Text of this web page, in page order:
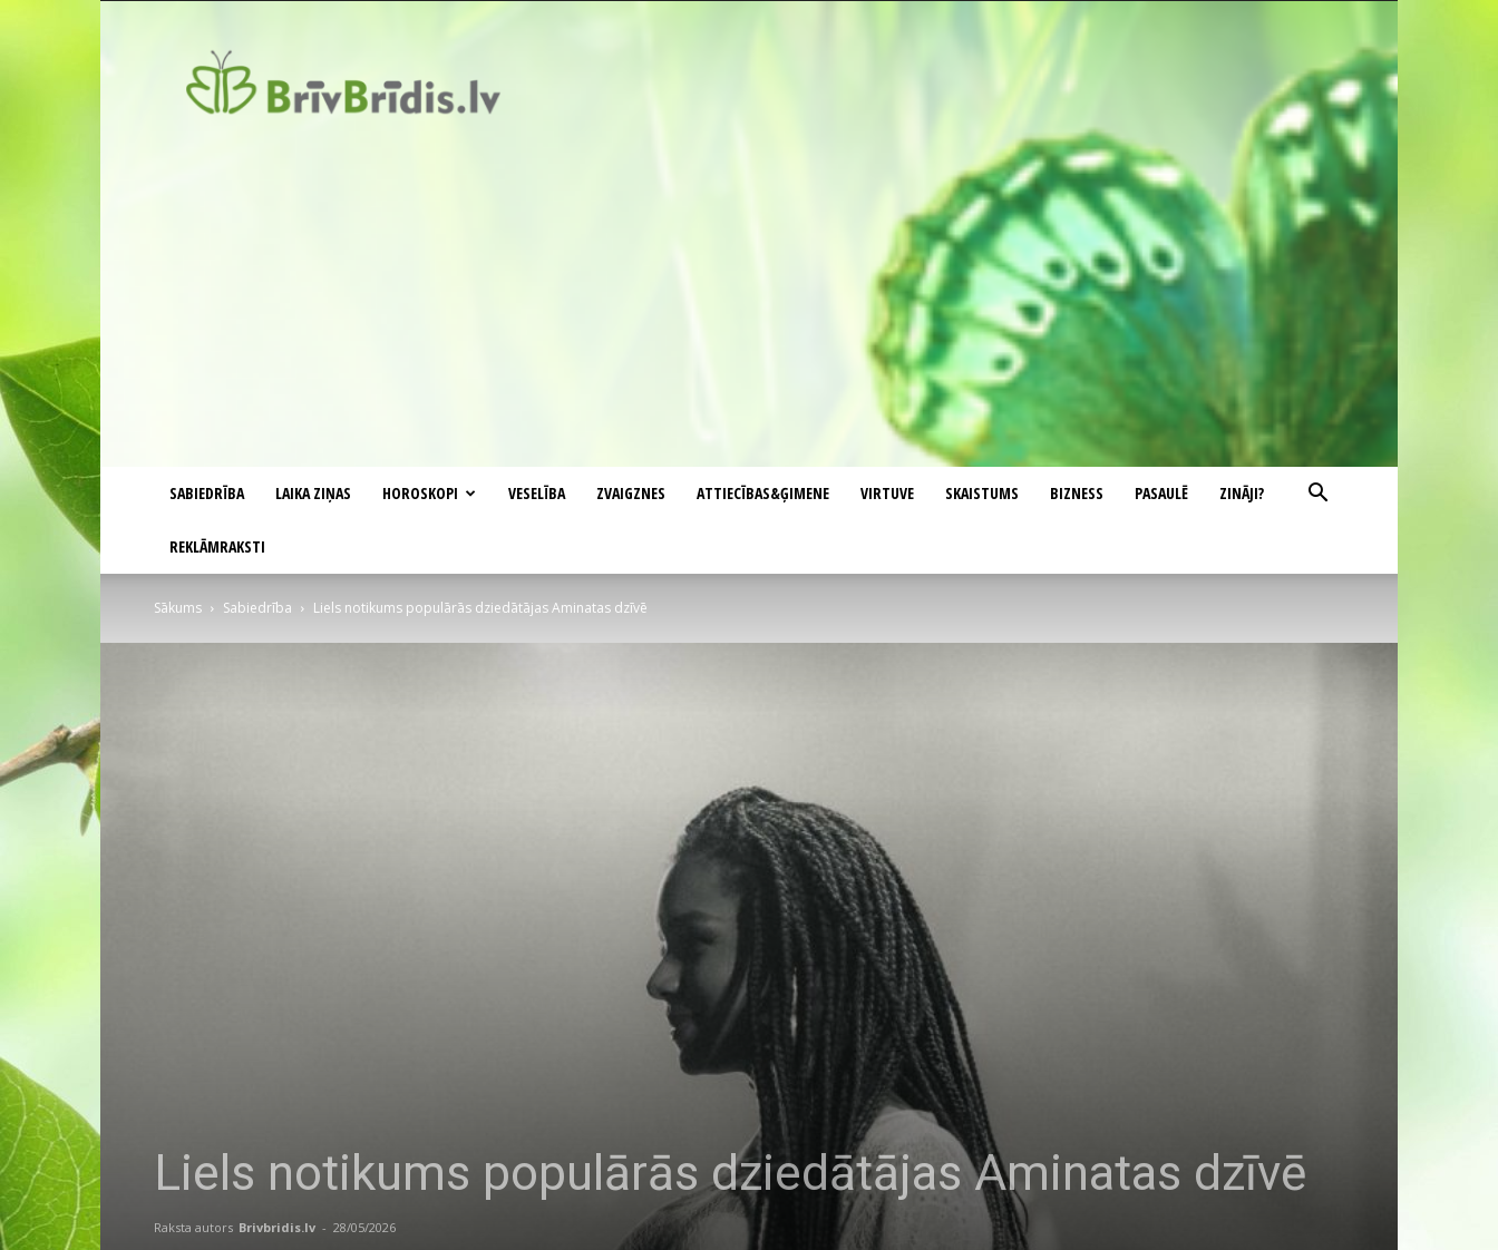
SABIEDRĪBA LAIKA ZIŅAS HOROSKOPI VESELĪBA ZVAIGZNES ATTIECĪBAS&ĢIMENE VIRTUVE SKAISTUMS BIZNESS PASAULĒ ZINĀJI?
REKLĀMRAKSTI
Sākums Sabiedrība Liels notikums populārās dziedātājas Aminatas dzīvē
Liels notikums populārās dziedātājas Aminatas dzīvē
Raksta autors Brivbridis.lv - 28/05/2026